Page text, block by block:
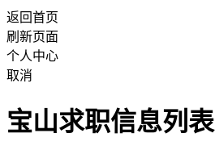
返回首页
刷新页面
个人中心
取消
宝山求职信息列表